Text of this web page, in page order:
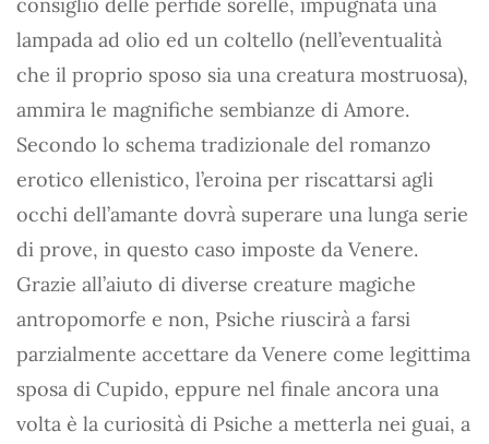
lampada ad olio ed un coltello (nell’eventualità
che il proprio sposo sia una creatura mostruosa),
ammira le magnifiche sembianze di Amore.
Secondo lo schema tradizionale del romanzo
erotico ellenistico, l’eroina per riscattarsi agli
occhi dell’amante dovrà superare una lunga serie
di prove, in questo caso imposte da Venere.
Grazie all’aiuto di diverse creature magiche
antropomorfe e non, Psiche riuscirà a farsi
parzialmente accettare da Venere come legittima
sposa di Cupido, eppure nel finale ancora una
volta è la curiosità di Psiche a metterla nei guai, a